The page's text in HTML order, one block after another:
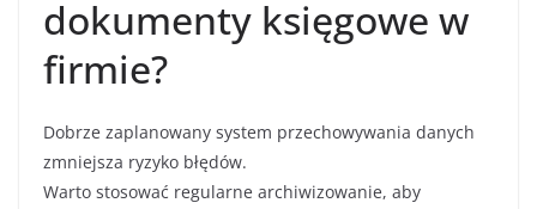
dokumenty księgowe w
firmie?
Dobrze zaplanowany system przechowywania danych
zmniejsza ryzyko błędów.
Warto stosować regularne archiwizowanie, aby